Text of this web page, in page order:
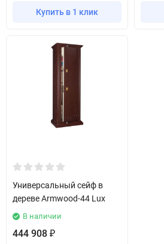
Купить в 1 клик
Универсальный сейф в
дереве Armwood-44 Lux
В наличии
444 908 ₽